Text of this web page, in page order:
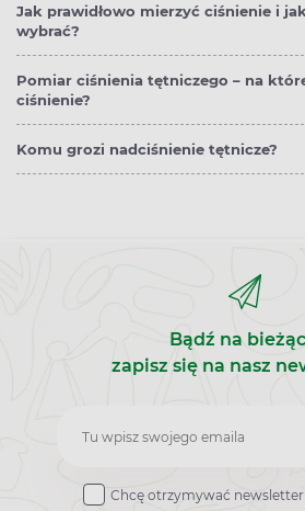
Jak prawidłowo mierzyć ciśnienie i
wybrać?
Pomiar ciśnienia tętniczego – na
ciśnienie?
Komu grozi nadciśnienie tętnicze?
Bądź na
zapisz się na nasz
Zapisz
do
Chcę otrzymywać